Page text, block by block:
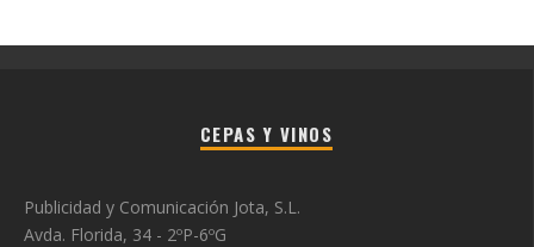
CEPAS Y VINOS
Publicidad y Comunicación Jota, S.L.
Avda. Florida, 34 - 2ºP-6ºG